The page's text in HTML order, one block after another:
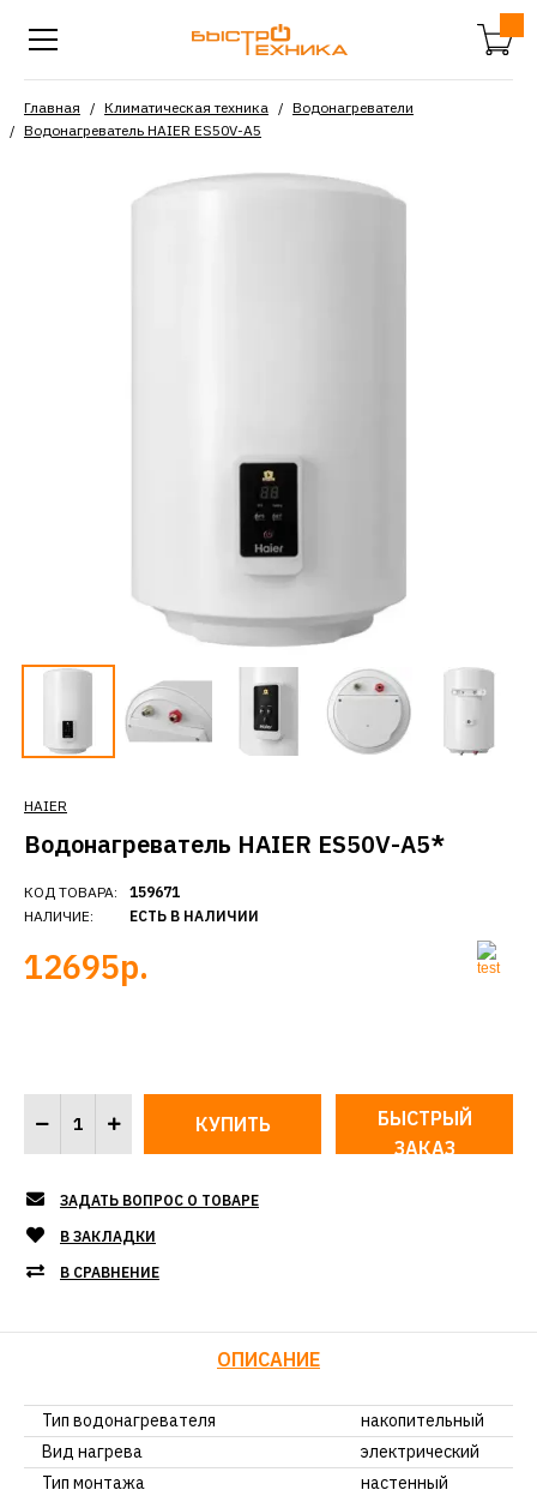
Главная Климатическая техника
Водонагреватели
Водонагреватель HAIER ES50V-A5
HAIER
Водонагреватель HAIER ES50V-A5*
КОД ТОВАРА:
НАЛИЧИЕ:
159671
ЕСТЬ В НАЛИЧИИ
12695р.
БЫСТРЫЙ
ЗАКАЗ
ЗАДАТЬ ВОПРОС О ТОВАРЕ
В ЗАКЛАДКИ
В СРАВНЕНИЕ
ОПИСАНИЕ
Тип водонагревателя
накопительный
Вид нагрева
электрический
Тип монтажа
настенный